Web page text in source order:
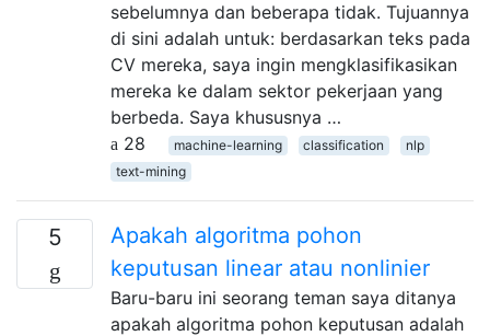
sebelumnya dan beberapa tidak. Tujuannya
di sini adalah untuk: berdasarkan teks pada
CV mereka, saya ingin mengklasifikasikan
mereka ke dalam sektor pekerjaan yang
berbeda. Saya khususnya …
28
machine-learning classification
nlp
text-mining
5
Apakah algoritma pohon
keputusan linear atau nonlinier
Baru-baru ini seorang teman saya ditanya
apakah algoritma pohon keputusan adalah